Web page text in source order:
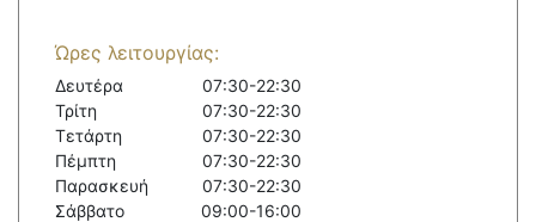
Ώρες λειτουργίας:
Δευτέρα
07:30-22:30
Τρίτη
07:30-22:30
Τετάρτη
07:30-22:30
Πέμπτη
07:30-22:30
Παρασκευή
07:30-22:30
Σάββατο
09:00-16:00